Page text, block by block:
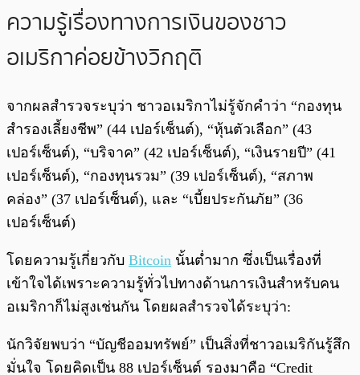
ความรู้เรื่องทางการเงินของชาว
อเมริกาค่อยข้างวิกฤติ
จากผลสำรวจระบุว่า ชาวอเมริกาไม่รู้จักคำว่า “กองทุน
สำรองเลี้ยงชีพ” (44 เปอร์เซ็นต์), “หุ้นตัวเลือก” (43
เปอร์เซ็นต์), “บริจาค” (42 เปอร์เซ็นต์), “เงินรายปี” (41
เปอร์เซ็นต์), “กองทุนรวม” (39 เปอร์เซ็นต์), “สภาพ
คล่อง” (37 เปอร์เซ็นต์), และ “เบี้ยประกันภัย” (36
เปอร์เซ็นต์)
โดยความรู้เกี่ยวกับ Bitcoin นั้นต่ำมาก ซึ่งเป็นเรื่องที่
เข้าใจได้เพราะความรู้ทั่วไปทางด้านการเงินสำหรับคน
อเมริกาก็ไม่สูงเช่นกัน โดยผลสำรวจได้ระบุว่า:
นักวิจัยพบว่า “บัญชีออมทรัพย์” เป็นสิ่งที่ชาวอเมริกันรู้สึก
มั่นใจ โดยคิดเป็น 88 เปอร์เซ็นต์ รองมาคือ “Credit